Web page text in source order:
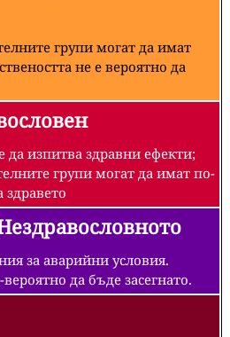
групи могат да имат
не е вероятно да
изпитва здравни ефекти;
групи могат да имат по-
здравето
за аварийни условия.
да бъде засегнато.